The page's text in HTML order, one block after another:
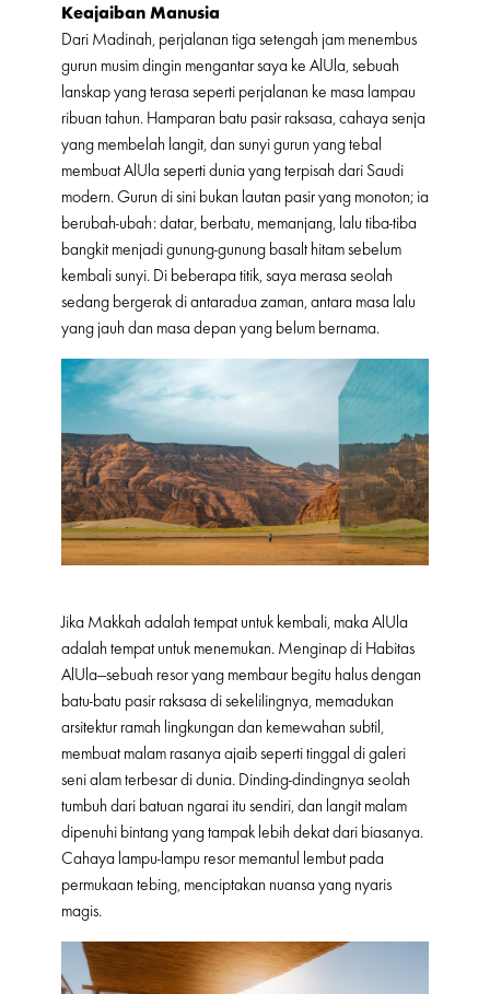
Keajaiban Manusia
Dari Madinah, perjalanan tiga setengah jam menembus
gurun musim dingin mengantar saya ke AlUla, sebuah
lanskap yang terasa seperti perjalanan ke masa lampau
ribuan tahun. Hamparan batu pasir raksasa, cahaya senja
yang membelah langit, dan sunyi gurun yang tebal
membuat AlUla seperti dunia yang terpisah dari Saudi
modern. Gurun di sini bukan lautan pasir yang monoton; ia
berubah-ubah: datar, berbatu, memanjang, lalu tiba-tiba
bangkit menjadi gunung-gunung basalt hitam sebelum
kembali sunyi. Di beberapa titik, saya merasa seolah
sedang bergerak di antaradua zaman, antara masa lalu
yang jauh dan masa depan yang belum bernama.
Jika Makkah adalah tempat untuk kembali, maka AlUla
adalah tempat untuk menemukan. Menginap di Habitas
AlUla—sebuah resor yang membaur begitu halus dengan
batu-batu pasir raksasa di sekelilingnya, memadukan
arsitektur ramah lingkungan dan kemewahan subtil,
membuat malam rasanya ajaib seperti tinggal di galeri
seni alam terbesar di dunia. Dinding-dindingnya seolah
tumbuh dari batuan ngarai itu sendiri, dan langit malam
dipenuhi bintang yang tampak lebih dekat dari biasanya.
Cahaya lampu-lampu resor memantul lembut pada
permukaan tebing, menciptakan nuansa yang nyaris
magis.